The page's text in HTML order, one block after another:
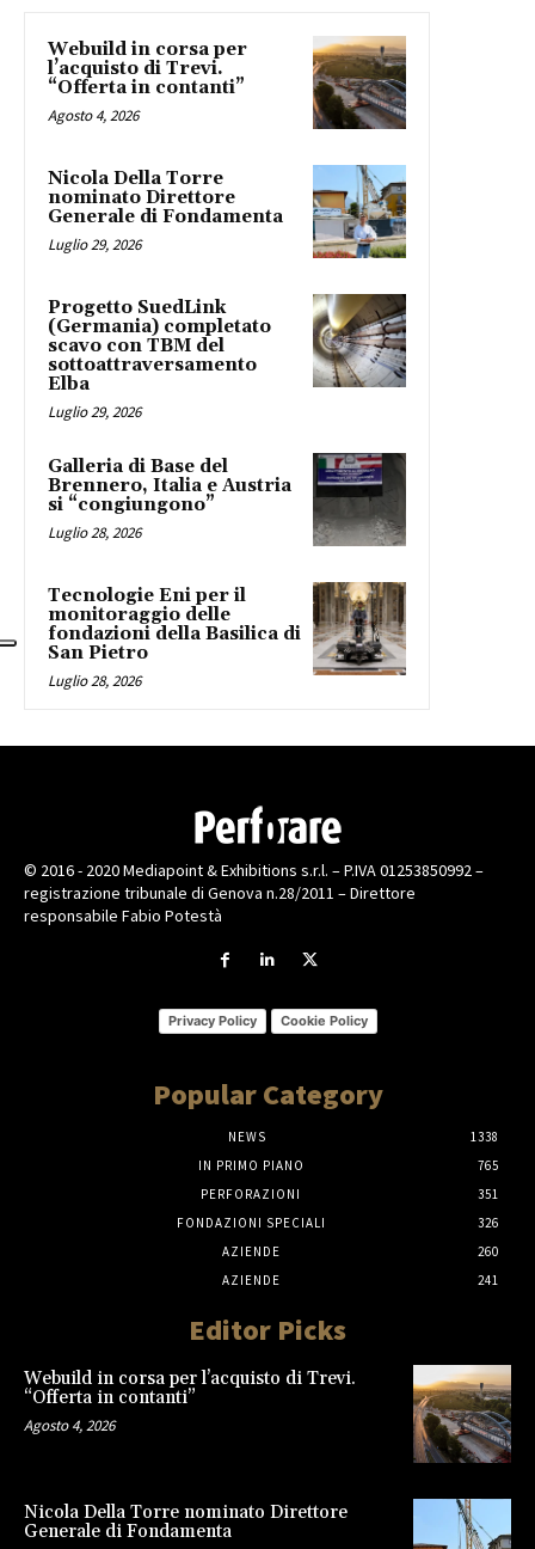
Webuild in corsa per
l’acquisto di Trevi.
“Offerta in contanti”
Agosto 4, 2026
Nicola Della Torre
nominato Direttore
Generale di Fondamenta
Luglio 29, 2026
Progetto SuedLink
(Germania) completato
scavo con TBM del
sottoattraversamento
Elba
Luglio 29, 2026
Galleria di Base del
Brennero, Italia e Austria
si “congiungono”
Luglio 28, 2026
Tecnologie Eni per il
monitoraggio delle
fondazioni della Basilica di
San Pietro
Luglio 28, 2026
© 2016 - 2020 Mediapoint & Exhibitions s.r.l. – P.IVA 01253850992 –
registrazione tribunale di Genova n.28/2011 – Direttore
responsabile Fabio Potestà
Privacy Policy Cookie Policy
Popular Category
NEWS
1338
IN PRIMO PIANO
765
PERFORAZIONI
351
FONDAZIONI SPECIALI
326
AZIENDE
260
AZIENDE
241
Editor Picks
Webuild in corsa per l’acquisto di Trevi.
“Offerta in contanti”
Agosto 4, 2026
Nicola Della Torre nominato Direttore
Generale di Fondamenta